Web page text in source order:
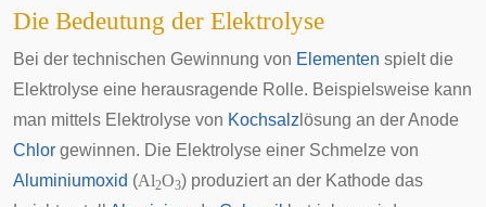
Die Bedeutung der Elektrolyse
Bei der technischen Gewinnung von Elementen spielt die
Elektrolyse eine herausragende Rolle. Beispielsweise kann
man mittels Elektrolyse von Kochsalz lösung an der Anode
Chlor gewinnen. Die Elektrolyse einer Schmelze von
Aluminiumoxid (Al2O3) produziert an der Kathode das